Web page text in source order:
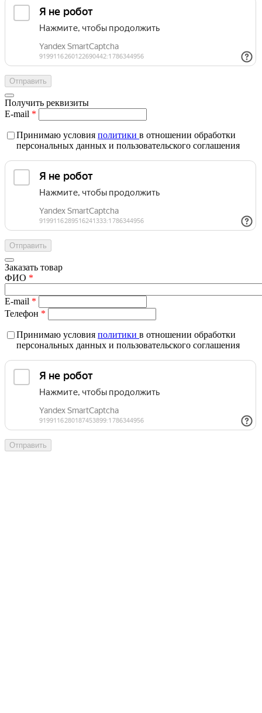
Получить реквизиты
E-mail *
Принимаю условия политики в отношении обработки
персональных данных и пользовательского соглашения
Заказать товар
ФИО *
E-mail *
Телефон *
Принимаю условия политики в отношении обработки
персональных данных и пользовательского соглашения